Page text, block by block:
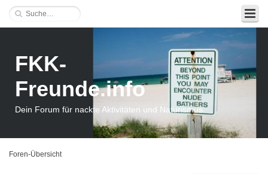
FKK-
Freunde.info
Dein Forum für nackte Aktivitäten und Naturismus
Foren-Übersicht